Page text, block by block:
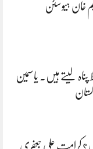
خان ہیوسٹن
لیتے ہیں. یاسمین
کرامت علی جعفری